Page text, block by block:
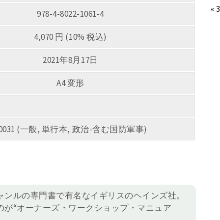
978-4-8022-1061-4
4,070 円 (10% 税込)
2021年8月17日
A4 変形
(一般, 単行本, 政治-含む国防軍事)
ルの専門書で有名なイギリスのヘインズ社。
“オーナーズ・ワークショップ・マニュア
«